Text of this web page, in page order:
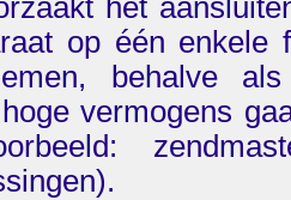
het
op één enkele
behalve
vermogens